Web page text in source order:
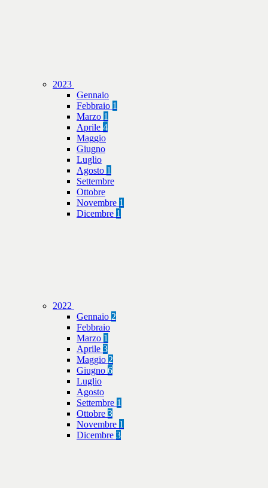
2023
Gennaio
Febbraio 1
Marzo 1
Aprile 4
Maggio
Giugno
Luglio
Agosto 1
Settembre
Ottobre
Novembre 1
Dicembre 1
2022
Gennaio 2
Febbraio
Marzo 1
Aprile 3
Maggio 2
Giugno 6
Luglio
Agosto
Settembre 1
Ottobre 3
Novembre 1
Dicembre 3